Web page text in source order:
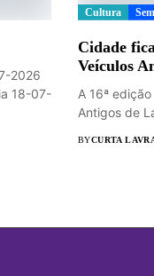
2026
18-07-
Cultura
Cidade
Veículos
A 16ª
Antigos de
BYCURTA